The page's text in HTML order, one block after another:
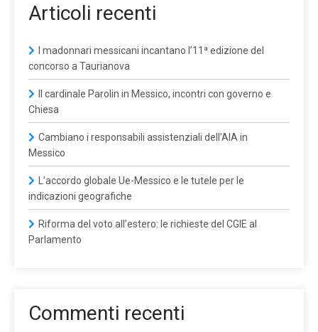
Articoli recenti
I madonnari messicani incantano l’11ª edizione del
concorso a Taurianova
Il cardinale Parolin in Messico, incontri con governo e
Chiesa
Cambiano i responsabili assistenziali dell’AIA in
Messico
L’accordo globale Ue-Messico e le tutele per le
indicazioni geografiche
Riforma del voto all’estero: le richieste del CGIE al
Parlamento
Commenti recenti